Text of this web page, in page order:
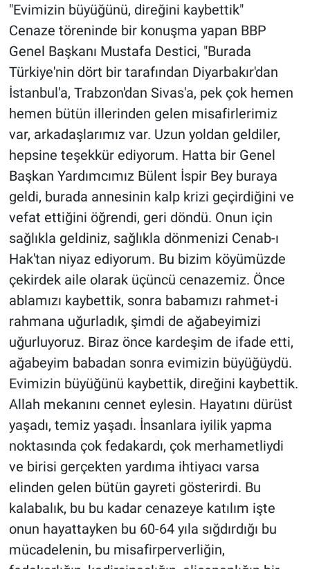
"Evimizin büyüğünü, direğini kaybettik"
Cenaze töreninde bir konuşma yapan BBP
Genel Başkanı Mustafa Destici, "Burada
Türkiye'nin dört bir tarafından Diyarbakır'dan
İstanbul'a, Trabzon'dan Sivas'a, pek çok hemen
hemen bütün illerinden gelen misafirlerimiz
var, arkadaşlarımız var. Uzun yoldan geldiler,
hepsine teşekkür ediyorum. Hatta bir Genel
Başkan Yardımcımız Bülent İspir Bey buraya
geldi, burada annesinin kalp krizi geçirdiğini ve
vefat ettiğini öğrendi, geri döndü. Onun için
sağlıkla geldiniz, sağlıkla dönmenizi Cenab-ı
Hak'tan niyaz ediyorum. Bu bizim köyümüzde
çekirdek aile olarak üçüncü cenazemiz. Önce
ablamızı kaybettik, sonra babamızı rahmet-i
rahmana uğurladık, şimdi de ağabeyimizi
uğurluyoruz. Biraz önce kardeşim de ifade etti,
ağabeyim babadan sonra evimizin büyüğüydü.
Evimizin büyüğünü kaybettik, direğini kaybettik.
Allah mekanını cennet eylesin. Hayatını dürüst
yaşadı, temiz yaşadı. İnsanlara iyilik yapma
noktasında çok fedakardı, çok merhametliydi
ve birisi gerçekten yardıma ihtiyacı varsa
elinden gelen bütün gayreti gösterirdi. Bu
kalabalık, bu bu kadar cenazeye katılım işte
onun hayattayken bu 60-64 yıla sığdırdığı bu
mücadelenin, bu misafirperverliğin,